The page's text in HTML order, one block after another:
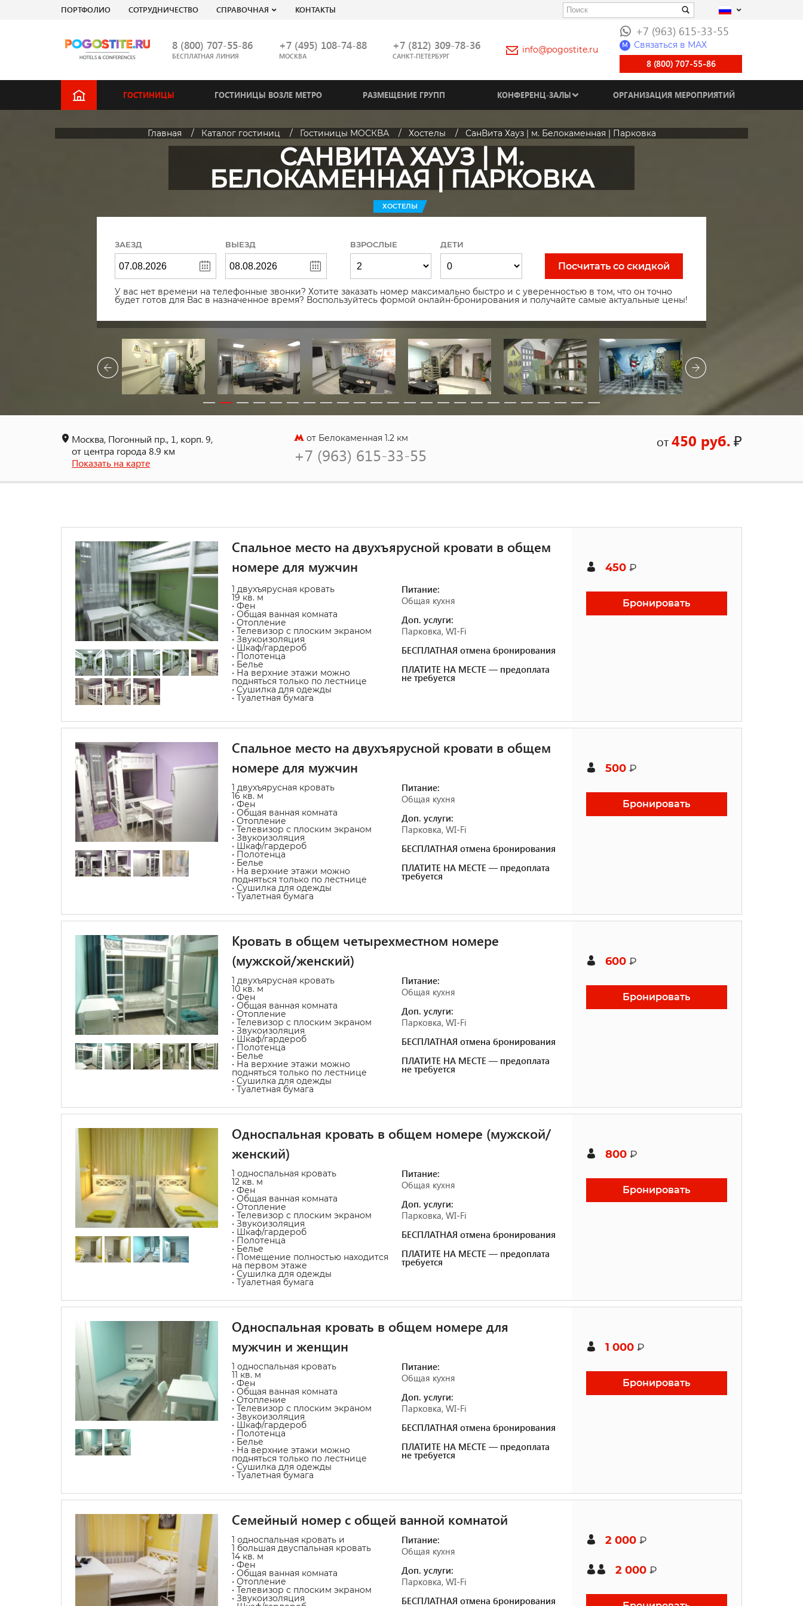
ПОРТФОЛИО СОТРУДНИЧЕСТВО СПРАВОЧНАЯ КОНТАКТЫ
8 (800) 707-55-86
БЕСПЛАТНАЯ ЛИНИЯ
+7 (495) 108-74-88
МОСКВА
+7 (812) 309-78-36
САНКТ-ПЕТЕРБУРГ
info@pogostite.ru
+7 (963) 615-33-55
M Связаться в МАХ
8 (800) 707-55-86
ГОСТИНИЦЫ ГОСТИНИЦЫ ВОЗЛЕ МЕТРО РАЗМЕЩЕНИЕ ГРУПП КОНФЕРЕНЦ-ЗАЛЫ ОРГАНИЗАЦИЯ МЕРОПРИЯТИЙ
Главная Каталог гостиниц Гостиницы МОСКВА Хостелы СанВита Хауз | м. Белокаменная | Парковка
САНВИТА ХАУЗ | М.
БЕЛОКАМЕННАЯ | ПАРКОВКА
ХОСТЕЛЫ
ЗАЕЗД ВЫЕЗД ВЗРОСЛЫЕ ДЕТИ
Посчитать со скидкой
У вас нет времени на телефонные звонки? Хотите заказать номер максимально быстро и с уверенностью в том, что он точно
будет готов для Вас в назначенное время? Воспользуйтесь формой онлайн-бронирования и получайте самые актуальные цены!
Москва, Погонный пр., 1, корп. 9,
от центра города 8.9 км
Показать на карте
от Белокаменная 1.2 км
+7 (963) 615-33-55
от450 руб.₽
Спальное место на двухъярусной кровати в общем
номере для мужчин
1 двухъярусная кровать
19 кв. м
• Фен
• Общая ванная комната
• Отопление
• Телевизор с плоским экраном
• Звукоизоляция
• Шкаф/гардероб
• Полотенца
• Белье
• На верхние этажи можно
подняться только по лестнице
• Сушилка для одежды
• Туалетная бумага
Питание:
Общая кухня
Доп. услуги:
Парковка, WI-Fi
БЕСПЛАТНАЯ отмена бронирования
ПЛАТИТЕ НА МЕСТЕ — предоплата
не требуется
450 ₽
Бронировать
Спальное место на двухъярусной кровати в общем
номере для мужчин
1 двухъярусная кровать
16 кв. м
• Фен
• Общая ванная комната
• Отопление
• Телевизор с плоским экраном
• Звукоизоляция
• Шкаф/гардероб
• Полотенца
• Белье
• На верхние этажи можно
подняться только по лестнице
• Сушилка для одежды
• Туалетная бумага
Питание:
Общая кухня
Доп. услуги:
Парковка, WI-Fi
БЕСПЛАТНАЯ отмена бронирования
ПЛАТИТЕ НА МЕСТЕ — предоплата
требуется
500 ₽
Бронировать
Кровать в общем четырехместном номере
(мужской/женский)
1 двухъярусная кровать
10 кв. м
• Фен
• Общая ванная комната
• Отопление
• Телевизор с плоским экраном
• Звукоизоляция
• Шкаф/гардероб
• Полотенца
• Белье
• На верхние этажи можно
подняться только по лестнице
• Сушилка для одежды
• Туалетная бумага
Питание:
Общая кухня
Доп. услуги:
Парковка, WI-Fi
БЕСПЛАТНАЯ отмена бронирования
ПЛАТИТЕ НА МЕСТЕ — предоплата
не требуется
600 ₽
Бронировать
Односпальная кровать в общем номере (мужской/
женский)
1 односпальная кровать
12 кв. м
• Фен
• Общая ванная комната
• Отопление
• Телевизор с плоским экраном
• Звукоизоляция
• Шкаф/гардероб
• Полотенца
• Белье
• Помещение полностью находится
на первом этаже
• Сушилка для одежды
• Туалетная бумага
Питание:
Общая кухня
Доп. услуги:
Парковка, WI-Fi
БЕСПЛАТНАЯ отмена бронирования
ПЛАТИТЕ НА МЕСТЕ — предоплата
требуется
800 ₽
Бронировать
Односпальная кровать в общем номере для
мужчин и женщин
1 односпальная кровать
11 кв. м
• Фен
• Общая ванная комната
• Отопление
• Телевизор с плоским экраном
• Звукоизоляция
• Шкаф/гардероб
• Полотенца
• Белье
• На верхние этажи можно
подняться только по лестнице
• Сушилка для одежды
• Туалетная бумага
Питание:
Общая кухня
Доп. услуги:
Парковка, WI-Fi
БЕСПЛАТНАЯ отмена бронирования
ПЛАТИТЕ НА МЕСТЕ — предоплата
не требуется
1 000 ₽
Бронировать
Семейный номер с общей ванной комнатой
1 односпальная кровать и
1 большая двуспальная кровать
14 кв. м
• Фен
• Общая ванная комната
• Отопление
• Телевизор с плоским экраном
• Звукоизоляция
Питание:
Общая кухня
Доп. услуги:
Парковка, WI-Fi
БЕСПЛАТНАЯ отмена бронирования
2 000 ₽
2 000 ₽